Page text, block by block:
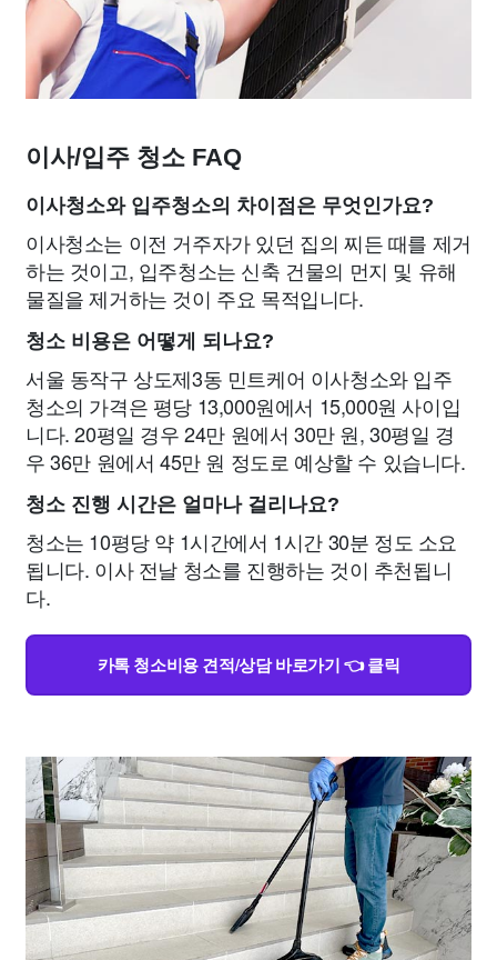
이사/입주 청소 FAQ
이사청소와 입주청소의 차이점은 무엇인가요?
이사청소는 이전 거주자가 있던 집의 찌든 때를 제거
하는 것이고, 입주청소는 신축 건물의 먼지 및 유해
물질을 제거하는 것이 주요 목적입니다.
청소 비용은 어떻게 되나요?
서울 동작구 상도제3동 민트케어 이사청소와 입주
청소의 가격은 평당 13,000원에서 15,000원 사이입
니다. 20평일 경우 24만 원에서 30만 원, 30평일 경
우 36만 원에서 45만 원 정도로 예상할 수 있습니다.
청소 진행 시간은 얼마나 걸리나요?
청소는 10평당 약 1시간에서 1시간 30분 정도 소요
됩니다. 이사 전날 청소를 진행하는 것이 추천됩니
다.
카톡 청소비용 견적/상담 바로가기 👈 클릭